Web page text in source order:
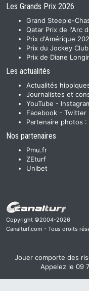
Les Grands Prix 2026
Grand Steeple-
Qatar Prix de l'Arc
Prix d'Amérique
Prix du Jockey
Prix de Diane
Les actualités
Actualités
Journalistes et
YouTube -
Facebook - Twitter
Partenaire photos :
Nos partenaires
Pmu.fr
ZEturf
Unibet
Copyright ©2004-2026
Canalturf.com - Tous droits
Jouer comporte des
Appelez le 09